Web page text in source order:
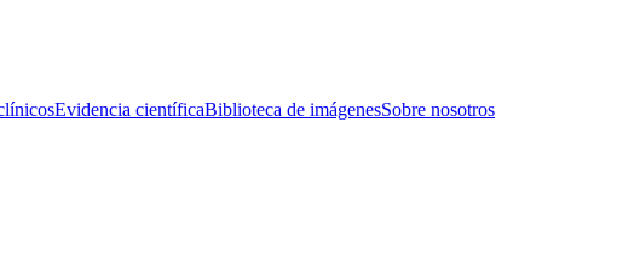
Evidencia científicaBiblioteca de imágenesSobre nosotros